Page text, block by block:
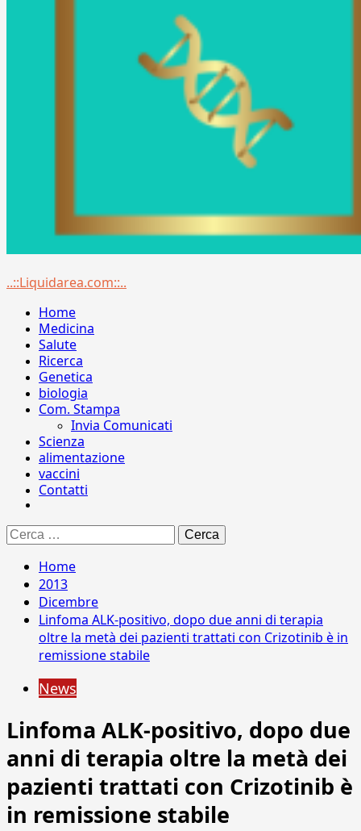
Menu
..::Liquidarea.com::..
Home
Medicina
Salute
Ricerca
Genetica
biologia
Com. Stampa
Invia Comunicati
Scienza
alimentazione
vaccini
Contatti
Ricerca
per:
Home
2013
Dicembre
Linfoma ALK-positivo, dopo due anni di terapia
oltre la metà dei pazienti trattati con Crizotinib è in
remissione stabile
News
Linfoma ALK-positivo, dopo due
anni di terapia oltre la metà dei
pazienti trattati con Crizotinib è
in remissione stabile